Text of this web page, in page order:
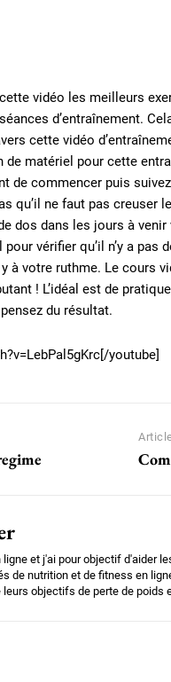
vidéo les meilleurs
d’entraînement.
cette vidéo
de matériel pour cette
de commencer puis
qu’il ne faut pas
dos dans les jours à
vérifier qu’il n’y a
à votre ruthme. Le cours
! L’idéal est de
du résultat.
youtube]
et j'ai pour objectif d'aider
de nutrition et de fitness en
objectifs de perte de poids